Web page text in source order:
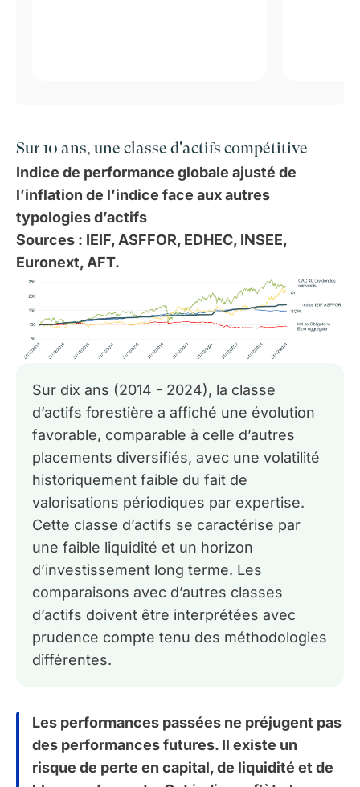
Sur 10 ans, une classe d'actifs compétitive
Indice de performance globale ajusté de
l’inflation de l’indice face aux autres
typologies d’actifs
Sources : IEIF, ASFFOR, EDHEC, INSEE,
Euronext, AFT.
Sur dix ans (2014 - 2024), la classe
d’actifs forestière a affiché une évolution
favorable, comparable à celle d’autres
placements diversifiés, avec une volatilité
historiquement faible du fait de
valorisations périodiques par expertise.
Cette classe d’actifs se caractérise par
une faible liquidité et un horizon
d’investissement long terme. Les
comparaisons avec d’autres classes
d’actifs doivent être interprétées avec
prudence compte tenu des méthodologies
différentes.
Les performances passées ne préjugent pas
des performances futures. Il existe un
risque de perte en capital, de liquidité et de